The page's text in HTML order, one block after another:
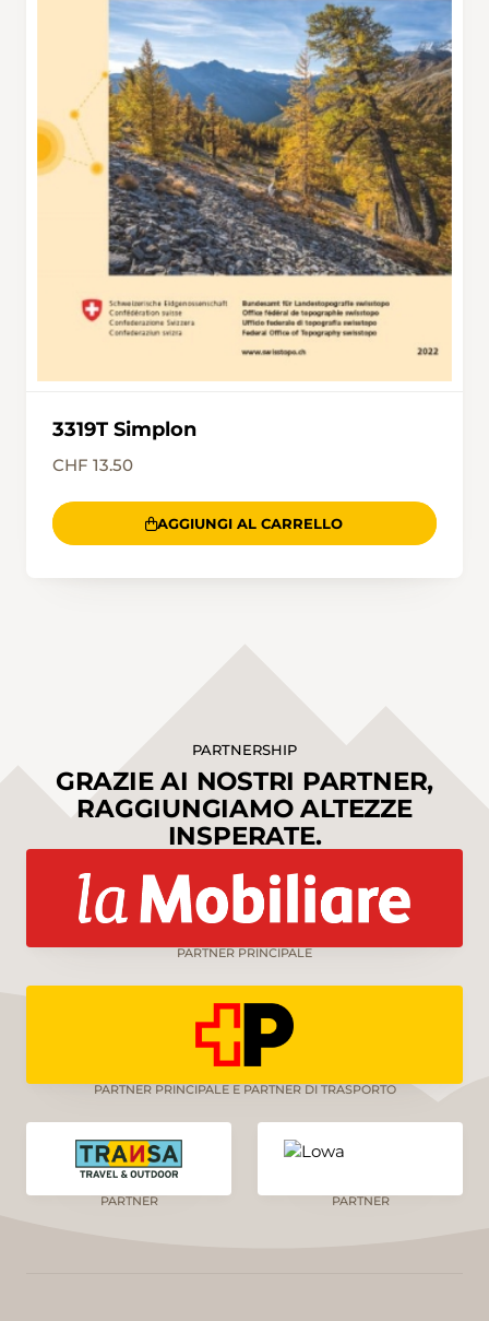
3319T Simplon
CHF 13.50
AGGIUNGI AL CARRELLO
PARTNERSHIP
GRAZIE AI NOSTRI PARTNER,
RAGGIUNGIAMO ALTEZZE
INSPERATE.
PARTNER PRINCIPALE
PARTNER PRINCIPALE E PARTNER DI TRASPORTO
PARTNER PARTNER